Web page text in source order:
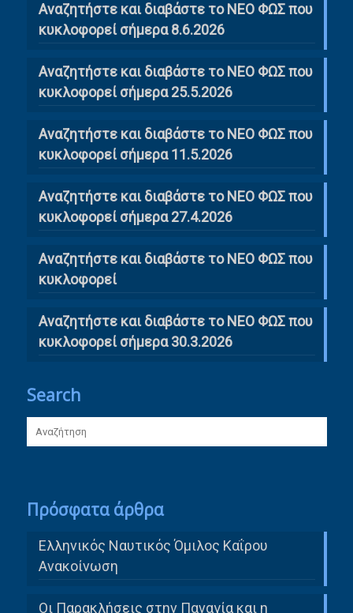
Αναζητήστε και διαβάστε το ΝΕΟ ΦΩΣ που
κυκλοφορεί σήμερα 8.6.2026
Αναζητήστε και διαβάστε το ΝΕΟ ΦΩΣ που
κυκλοφορεί σήμερα 25.5.2026
Αναζητήστε και διαβάστε το ΝΕΟ ΦΩΣ που
κυκλοφορεί σήμερα 11.5.2026
Αναζητήστε και διαβάστε το ΝΕΟ ΦΩΣ που
κυκλοφορεί σήμερα 27.4.2026
Αναζητήστε και διαβάστε το ΝΕΟ ΦΩΣ που
κυκλοφορεί
Αναζητήστε και διαβάστε το ΝΕΟ ΦΩΣ που
κυκλοφορεί σήμερα 30.3.2026
Search
Πρόσφατα άρθρα
Ελληνικός Ναυτικός Όμιλος Καΐρου
Ανακοίνωση
Οι Παρακλήσεις στην Παναγία και η